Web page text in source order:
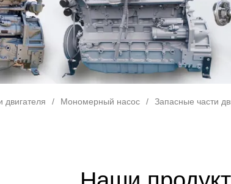
двигателя / Мономерный насос /
Запасные части